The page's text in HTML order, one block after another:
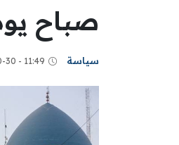
صباح يوم 8 تشرين
سياسة 11:49 - 2025-10-30